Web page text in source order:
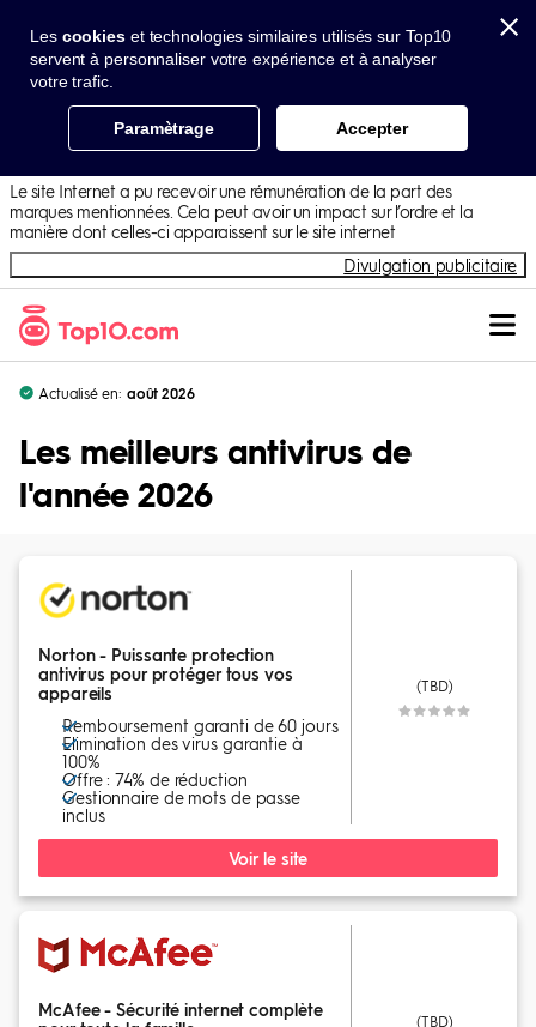
Le site Internet a pu recevoir une rémunération de la part des
marques mentionnées. Cela peut avoir un impact sur l’ordre et la
manière dont celles-ci apparaissent sur le site internet
Divulgation publicitaire
Actualisé en: août 2026
Les meilleurs antivirus de
l'année 2026
Norton - Puissante protection
antivirus pour protéger tous vos
appareils
Remboursement garanti de 60 jours
Elimination des virus garantie à
100%
Offre : 74% de réduction
Gestionnaire de mots de passe
inclus
(TBD)
Voir le site
McAfee - Sécurité internet complète
(TBD)
Les cookieset technologies similaires utilisés sur Top10
servent à personnaliser votre expérience et à analyser
votre trafic.
Paramètrage Accepter